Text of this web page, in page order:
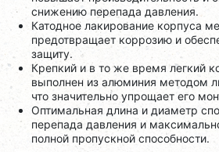
снижению перепада давления.
Катодное лакирование корпуса
предотвращает коррозию и
защиту.
Крепкий и в то же время легкий
выполнен из алюминия методом
что значительно упрощает его
Оптимальная длина и диаметр
перепада давления и
полной пропускной способности.